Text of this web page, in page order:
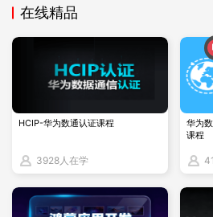
- Ethernet (IEEE 802.3)
- PPP (Point-to-Point Protocol)
：
上网）。
议。
- ARP (Address Resolution
地址。
- VLAN (IEEE 802.1Q)
在线精品
HCIP-华为数通认证课程
3928人在学
华为
课程